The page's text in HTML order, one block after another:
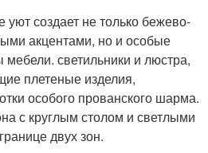
уют создает не только бежево-
акцентами, но и особые
светильники и люстра,
плетеные изделия,
особого прованского шарма.
с круглым столом и светлыми
двух зон.